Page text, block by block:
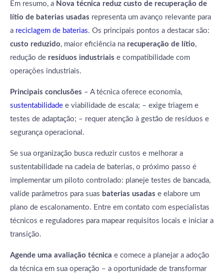
Em resumo, a Nova técnica reduz custo de recuperação de
lítio de baterias usadas representa um avanço relevante para
a reciclagem de baterias. Os principais pontos a destacar são:
custo reduzido, maior eficiência na recuperação de lítio,
redução de resíduos industriais e compatibilidade com
operações industriais.
Principais conclusões – A técnica oferece economia,
sustentabilidade e viabilidade de escala; – exige triagem e
testes de adaptação; – requer atenção à gestão de resíduos e
segurança operacional.
Se sua organização busca reduzir custos e melhorar a
sustentabilidade na cadeia de baterias, o próximo passo é
implementar um piloto controlado: planeje testes de bancada,
valide parâmetros para suas baterias usadas e elabore um
plano de escalonamento. Entre em contato com especialistas
técnicos e reguladores para mapear requisitos locais e iniciar a
transição.
Agende uma avaliação técnica e comece a planejar a adoção
da técnica em sua operação – a oportunidade de transformar